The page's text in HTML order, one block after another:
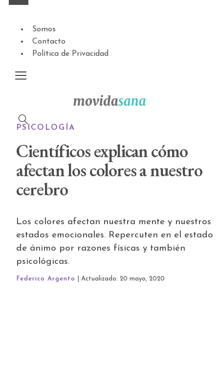
Somos
Contacto
Política de Privacidad
PSICOLOGÍA
Científicos explican cómo
afectan los colores a nuestro
cerebro
Los colores afectan nuestra mente y nuestros
estados emocionales. Repercuten en el estado
de ánimo por razones físicas y también
psicológicas.
Federico Argento | Actualizado: 20 mayo, 2020